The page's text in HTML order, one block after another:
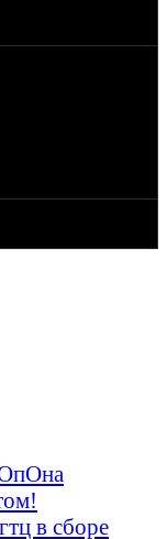
в сборе